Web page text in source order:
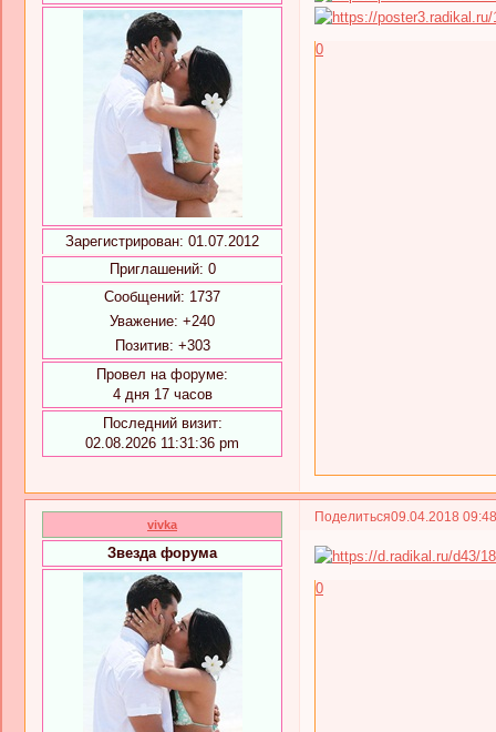
Зарегистрирован: 01.07.2012
Приглашений: 0
Сообщений: 1737
Уважение: +240
Позитив: +303
Провел на форуме:
4 дня 17 часов
Последний визит:
02.08.2026 11:31:36 pm
0
Поделиться09.04.2018
vivka
Звезда форума
0